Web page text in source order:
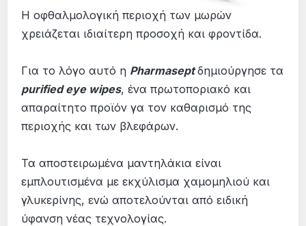
Η οφθαλμολογική περιοχή των μωρών
χρειάζεται ιδιαίτερη προσοχή και φροντίδα.
Για το λόγο αυτό η Pharmaseptδημιούργησε τα
purified eye wipes, ένα πρωτοποριακό και
απαραίτητο προϊόν γα τον καθαρισμό της
περιοχής και των βλεφάρων.
Τα αποστειρωμένα μαντηλάκια είναι
εμπλουτισμένα με εκχύλισμα χαμομηλιού και
γλυκερίνης, ενώ αποτελούνται από ειδική
ύφανση νέας τεχνολογίας.